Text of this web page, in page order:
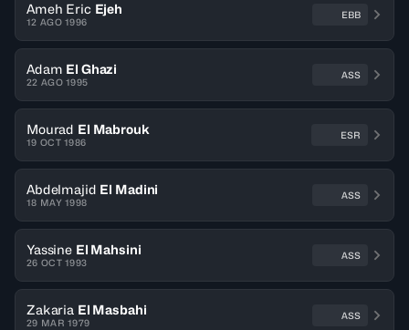
Ameh Eric Ejeh
12 AGO 1996
EBB
Adam El Ghazi
22 AGO 1995
ASS
Mourad El Mabrouk
19 OCT 1986
ESR
Abdelmajid El Madini
18 MAY 1998
ASS
Yassine El Mahsini
26 OCT 1993
ASS
Zakaria El Masbahi
29 MAR 1979
ASS